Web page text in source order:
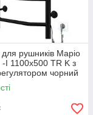
рушників Маріо
-I 1100x500 TR K з
чорний